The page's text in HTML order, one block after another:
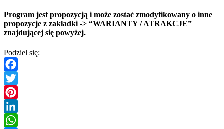
Program jest propozycją i może zostać zmodyfikowany o inne
propozycje z zakładki -> “WARIANTY / ATRAKCJE”
znajdującej się powyżej.
Podziel się:
Facebook
Twitter
Pinterest
LinkedIn